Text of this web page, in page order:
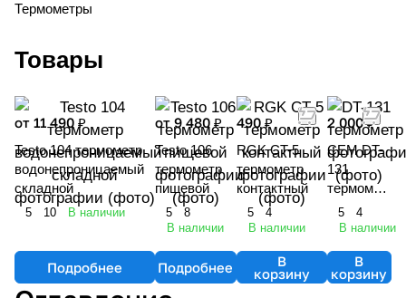
Термометры
Товары
от 11 490 ₽
Testo 104 термометр
водонепроницаемый
складной
5 10 В наличии
Подробнее
от 9 480 ₽
Testo 106
термометр
пищевой
5
8
В наличии
Подробнее
490 ₽
RGK CT-5
термометр
контактный
5
4
В наличии
В
корзину
2 000 ₽
CEM DT-
131
термомет
5
4
В наличии
В
корзину